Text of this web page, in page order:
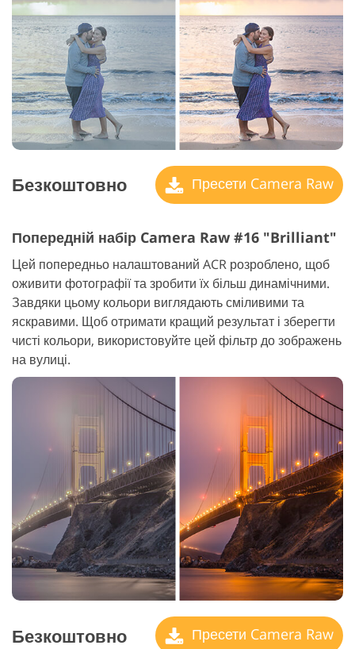
Безкоштовно Пресети Camera Raw
Попередній набір Camera Raw #16 "Brilliant"
Цей попередньо налаштований ACR розроблено, щоб
оживити фотографії та зробити їх більш динамічними.
Завдяки цьому кольори виглядають сміливими та
яскравими. Щоб отримати кращий результат і зберегти
чисті кольори, використовуйте цей фільтр до зображень
на вулиці.
Безкоштовно Пресети Camera Raw